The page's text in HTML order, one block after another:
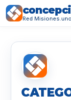
Red Misiones.uno